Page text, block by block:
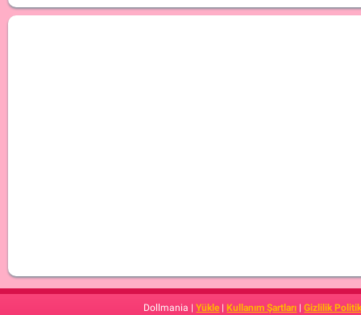
Dollmania |Yükle | Kullanım Şartları |Gizlilik